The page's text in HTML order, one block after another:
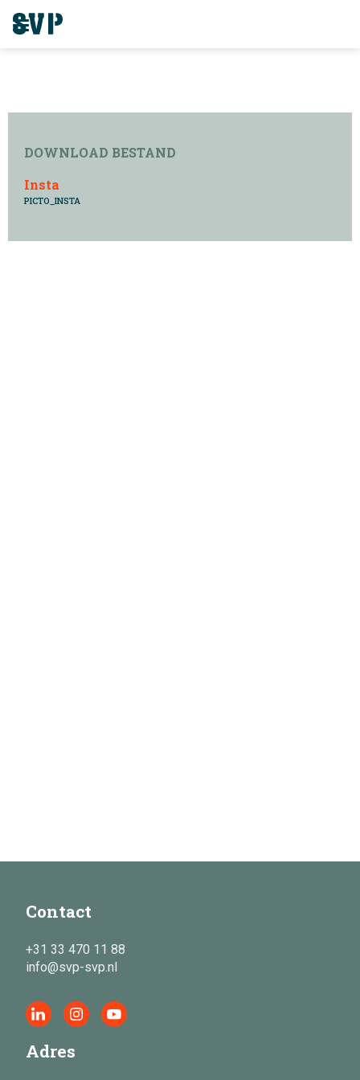
DOWNLOAD BESTAND
Insta
PICTO_INSTA
Contact
+31 33 470 11 88
info@svp-svp.nl
Adres